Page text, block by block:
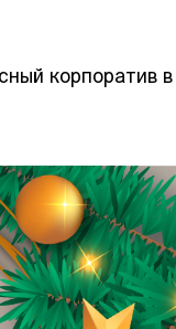
корпоратив в